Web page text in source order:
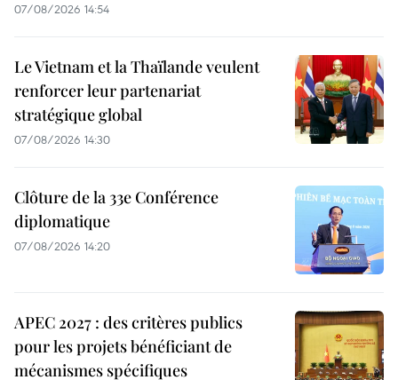
07/08/2026 14:54
Le Vietnam et la Thaïlande veulent
renforcer leur partenariat
stratégique global
07/08/2026 14:30
Clôture de la 33e Conférence
diplomatique
07/08/2026 14:20
APEC 2027 : des critères publics
pour les projets bénéficiant de
mécanismes spécifiques